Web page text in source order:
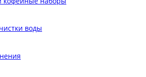
воды